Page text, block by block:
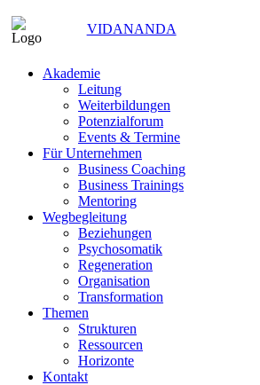
VIDANANDA
Akademie
Leitung
Weiterbildungen
Potenzialforum
Events & Termine
Für Unternehmen
Business Coaching
Business Trainings
Mentoring
Wegbegleitung
Beziehungen
Psychosomatik
Regeneration
Organisation
Transformation
Themen
Strukturen
Ressourcen
Horizonte
Kontakt